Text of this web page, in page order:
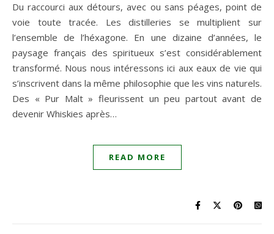
Du raccourci aux détours, avec ou sans péages, point de
voie toute tracée. Les distilleries se multiplient sur
l’ensemble de l’héxagone. En une dizaine d’années, le
paysage français des spiritueux s’est considérablement
transformé. Nous nous intéressons ici aux eaux de vie qui
s’inscrivent dans la même philosophie que les vins naturels.
Des « Pur Malt » fleurissent un peu partout avant de
devenir Whiskies après…
READ MORE